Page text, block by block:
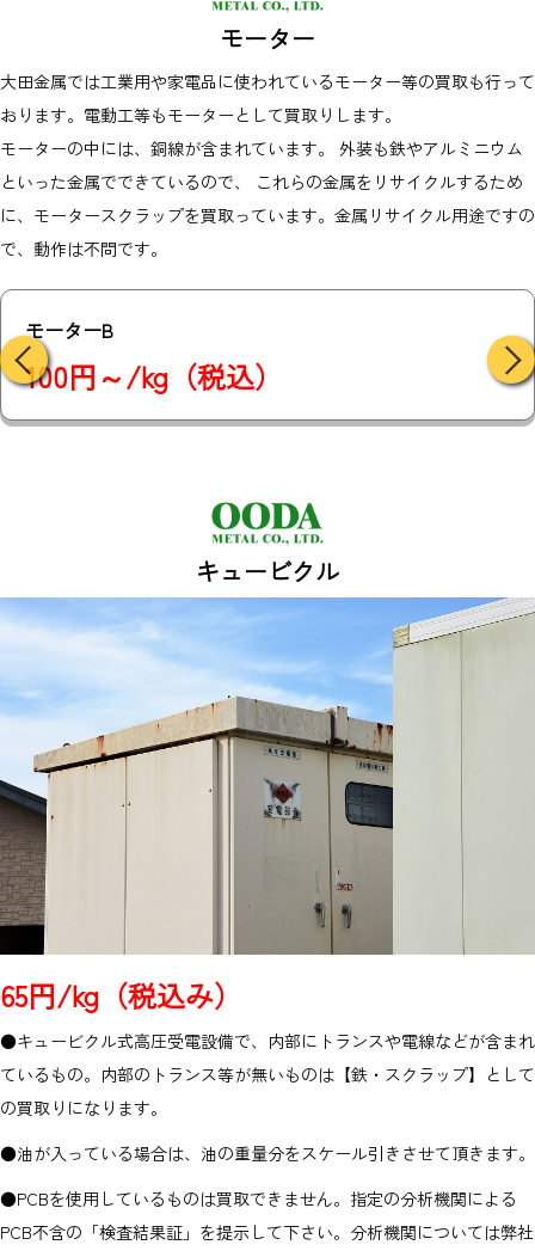
モーター
大田金属では工業用や家電品に使われているモーター等の買取も行って
おります。電動工等もモーターとして買取りします。
モーターの中には、銅線が含まれています。 外装も鉄やアルミニウム
といった金属でできているので、 これらの金属をリサイクルするため
に、モータースクラップを買取っています。金属リサイクル用途ですの
で、動作は不問です。
銅コイル
200円/kg（税込）
キュービクル
65円/kg（税込み）
●キュービクル式高圧受電設備で、内部にトランスや電線などが含まれ
ているもの。内部のトランス等が無いものは【鉄・スクラップ】として
の買取りになります。
●油が入っている場合は、油の重量分をスケール引きさせて頂きます。
●PCBを使用しているものは買取できません。指定の分析機関による
PCB不含の「検査結果証」を提示して下さい。分析機関については弊社